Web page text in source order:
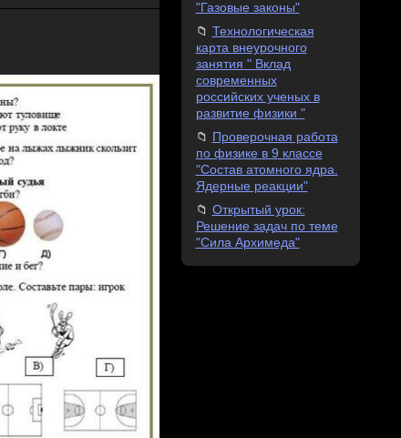
"Газовые законы"
Технологическая
карта внеурочного
занятия " Вклад
современных
российских ученых в
развитие физики "
Проверочная работа
по физике в 9 классе
"Состав атомного ядра.
Ядерные реакции"
Открытый урок:
Решение задач по теме
"Сила Архимеда"